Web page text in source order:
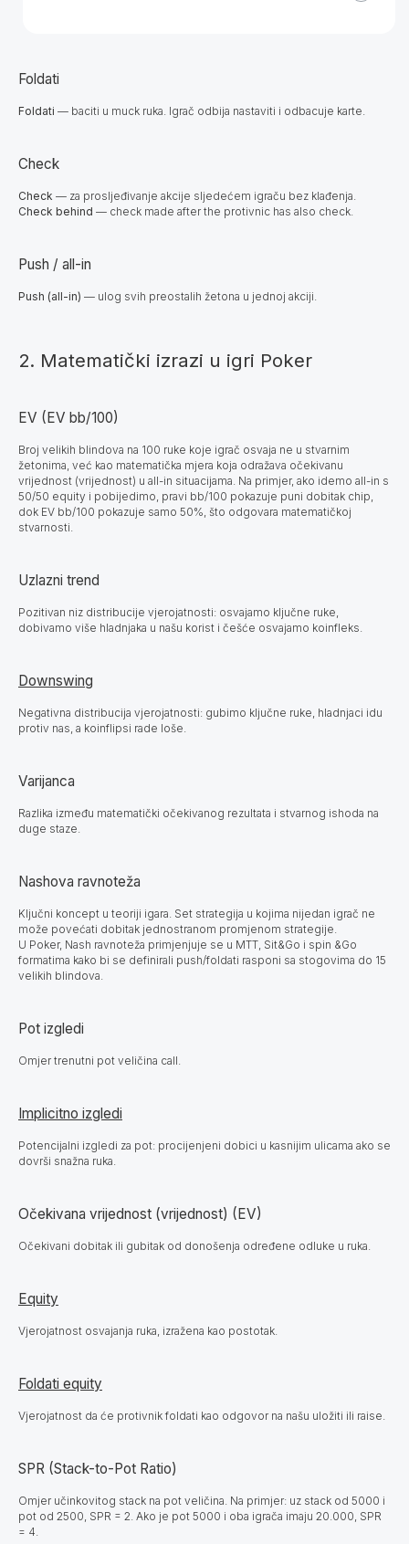
Foldati
Foldati — baciti u muck ruka. Igrač odbija nastaviti i odbacuje karte.
Check
Check — za prosljeđivanje akcije sljedećem igraču bez klađenja.
Check behind — check made after the protivnic has also check.
Push / all-in
Push (all-in) — ulog svih preostalih žetona u jednoj akciji.
2. Matematički izrazi u igri Poker
EV (EV bb/100)
Broj velikih blindova na 100 ruke koje igrač osvaja ne u stvarnim
žetonima, već kao matematička mjera koja odražava očekivanu
vrijednost (vrijednost) u all-in situacijama. Na primjer, ako idemo all-in s
50/50 equity i pobijedimo, pravi bb/100 pokazuje puni dobitak chip,
dok EV bb/100 pokazuje samo 50%, što odgovara matematičkoj
stvarnosti.
Uzlazni trend
Pozitivan niz distribucije vjerojatnosti: osvajamo ključne ruke,
dobivamo više hladnjaka u našu korist i češće osvajamo koinfleks.
Downswing
Negativna distribucija vjerojatnosti: gubimo ključne ruke, hladnjaci idu
protiv nas, a koinflipsi rade loše.
Varijanca
Razlika između matematički očekivanog rezultata i stvarnog ishoda na
duge staze.
Nashova ravnoteža
Ključni koncept u teoriji igara. Set strategija u kojima nijedan igrač ne
može povećati dobitak jednostranom promjenom strategije.
U Poker, Nash ravnoteža primjenjuje se u MTT, Sit&Go i spin &Go
formatima kako bi se definirali push/foldati rasponi sa stogovima do 15
velikih blindova.
Pot izgledi
Omjer trenutni pot veličina call.
Implicitno izgledi
Potencijalni izgledi za pot: procijenjeni dobici u kasnijim ulicama ako se
dovrši snažna ruka.
Očekivana vrijednost (vrijednost) (EV)
Očekivani dobitak ili gubitak od donošenja određene odluke u ruka.
Equity
Vjerojatnost osvajanja ruka, izražena kao postotak.
Foldati equity
Vjerojatnost da će protivnik foldati kao odgovor na našu uložiti ili raise.
SPR (Stack-to-Pot Ratio)
Omjer učinkovitog stack na pot veličina. Na primjer: uz stack od 5000 i
pot od 2500, SPR = 2. Ako je pot 5000 i oba igrača imaju 20.000, SPR
= 4.